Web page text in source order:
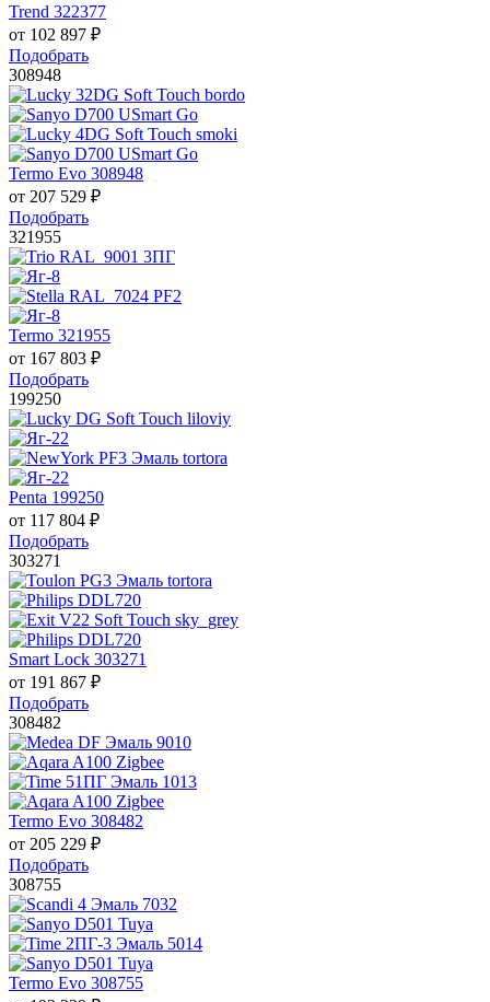
Trend 322377
от 102 897 ₽
Подобрать
308948
Termo Evo 308948
от 207 529 ₽
Подобрать
321955
Termo 321955
от 167 803 ₽
Подобрать
199250
Penta 199250
от 117 804 ₽
Подобрать
303271
Smart Lock 303271
от 191 867 ₽
Подобрать
308482
Termo Evo 308482
от 205 229 ₽
Подобрать
308755
Termo Evo 308755